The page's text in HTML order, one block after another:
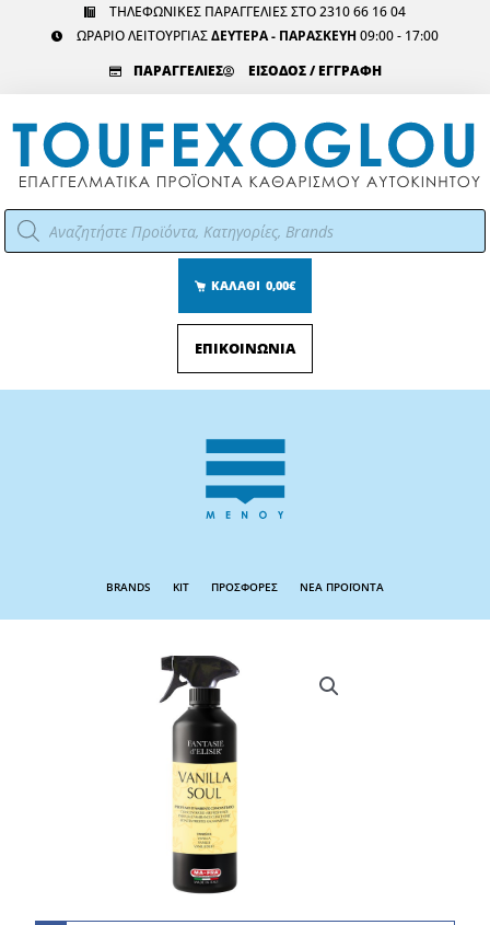
ΤΗΛΕΦΩΝΙΚΕΣ ΠΑΡΑΓΓΕΛΙΕΣ ΣΤΟ 2310 66 16 04
ΩΡΑΡΙΟ ΛΕΙΤΟΥΡΓΙΑΣΔΕΥΤΕΡΑ - ΠΑΡΑΣΚΕΥΗ 09:00 - 17:00
ΠΑΡΑΓΓΕΛΙΕΣ
ΕΙΣΟΔΟΣ / ΕΓΓΡΑΦΗ
Αναζήτηση
προϊόντων
ΚΑΛΑΘΙ 0,00€
ΕΠΙΚΟΙΝΩΝΙΑ
Menu
BRANDS KIT ΠΡΟΣΦΟΡΕΣ ΝΕΑ ΠΡΟΪΟΝΤΑ